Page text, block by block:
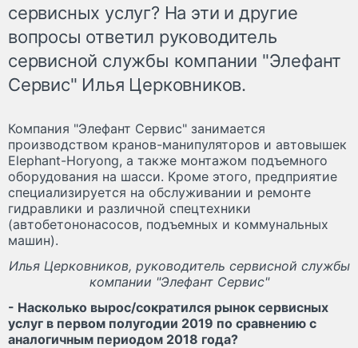
сервисных услуг? На эти и другие
вопросы ответил руководитель
сервисной службы компании "Элефант
Сервис" Илья Церковников.
Компания "Элефант Сервис" занимается
производством кранов-манипуляторов и автовышек
Elephant-Horyong, а также монтажом подъемного
оборудования на шасси. Кроме этого, предприятие
специализируется на обслуживании и ремонте
гидравлики и различной спецтехники
(автобетононасосов, подъемных и коммунальных
машин).
Илья Церковников, руководитель сервисной службы
компании "Элефант Сервис"
- Насколько вырос/сократился рынок сервисных
услуг в первом полугодии 2019 по сравнению с
аналогичным периодом 2018 года?